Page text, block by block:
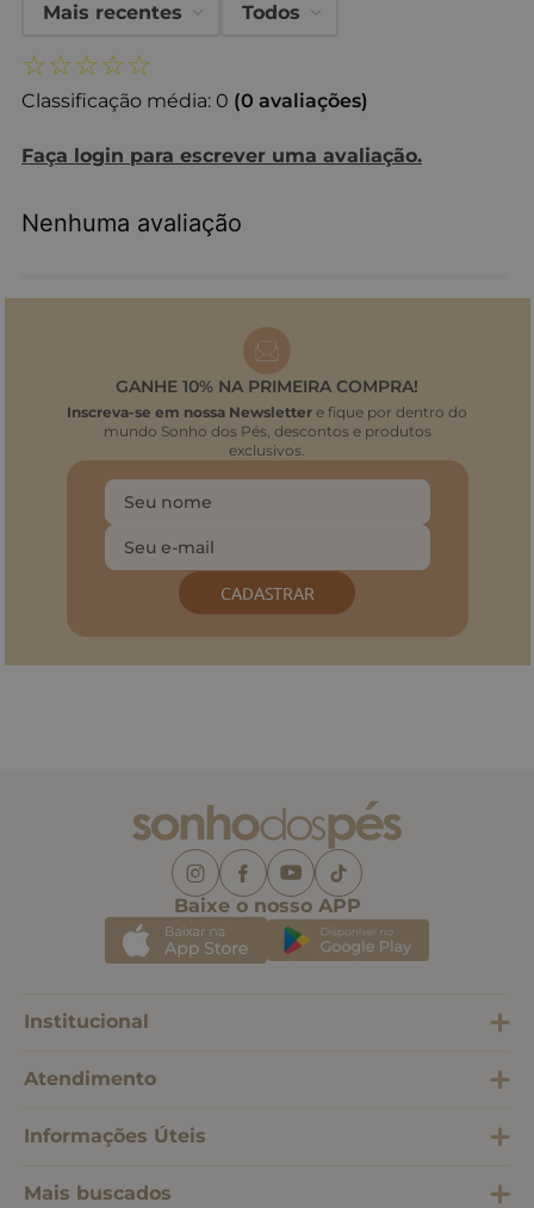
☆☆☆☆☆
Classificação média: 0 (0 avaliações)
Faça login para escrever uma avaliação.
Mais recentes Todos
Nenhuma avaliação
GANHE 10% NA PRIMEIRA COMPRA!
Inscreva-se em nossa Newsletter e fique por dentro do
mundo Sonho dos Pés, descontos e produtos
exclusivos.
CADASTRAR
Baixe o nosso APP
Institucional
Atendimento
Informações Úteis
Mais buscados